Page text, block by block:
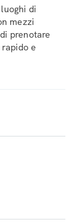
di
mezzi
prenotare
e